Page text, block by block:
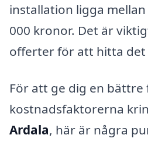
installation ligga mellan
000 kronor. Det är
offerter för att hitta det
För att ge dig en
kostnadsfaktorerna
Ardala, här är några